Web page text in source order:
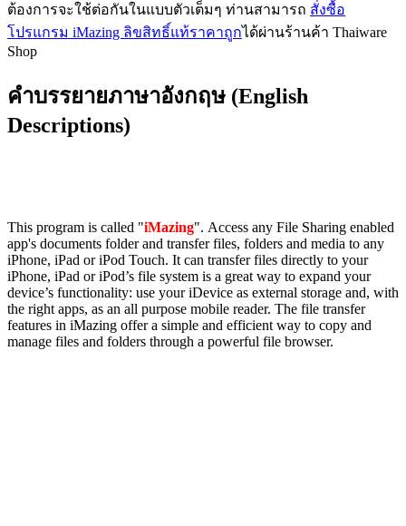
ต้องการจะใช้ต่อกันในแบบตัวเต็มๆ ท่านสามารถ สั่งซื้อ
โปรแกรม iMazing ลิขสิทธิ์แท้ราคาถูกได้ผ่านร้านค้า Thaiware
Shop
คำบรรยายภาษาอังกฤษ (English
Descriptions)
This program is called "iMazing". Access any File Sharing enabled
app's documents folder and transfer files, folders and media to any
iPhone, iPad or iPod Touch. It can transfer files directly to your
iPhone, iPad or iPod’s file system is a great way to expand your
device’s functionality: use your iDevice as external storage and, with
the right apps, as an all purpose mobile reader. The file transfer
features in iMazing offer a simple and efficient way to copy and
manage files and folders through a powerful file browser.